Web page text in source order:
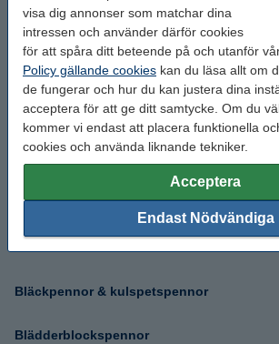
visa dig annonser som matchar dina
intressen och använder därför cookies
för att spåra ditt beteende på och utanför
Policy gällande cookies kan du läsa allt om
de fungerar och hur du kan justera dina
acceptera för att ge ditt samtycke. Om du
kommer vi endast att placera funktionella
cookies och använda liknande tekniker.
Acceptera
Endast Nödvändiga
Märkpennor
Suddgummi för bläck
Tuschpennor
ABT märkpennor
Bläckpennor & kulspetspennor
Blädderblockspennor